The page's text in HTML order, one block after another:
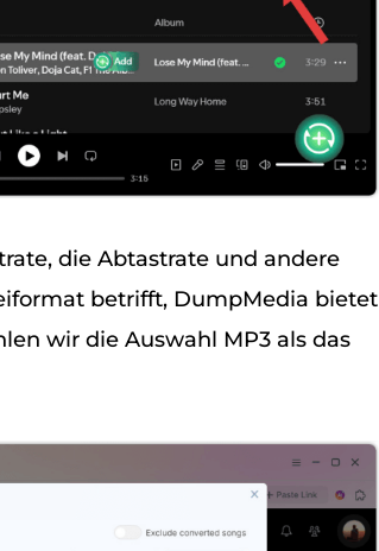
die Abtastrate und andere
betrifft, DumpMedia bietet
wir die Auswahl MP3 als das